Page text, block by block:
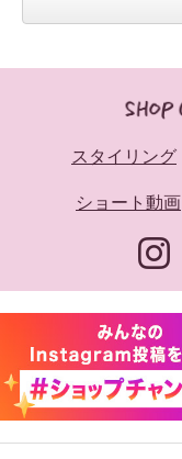
スタイリング
ショート動画